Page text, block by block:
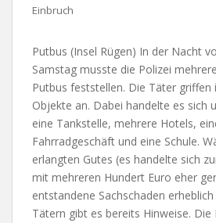
Einbruch
Putbus (Insel Rügen) In der Nacht
Samstag musste die Polizei
Putbus feststellen. Die Täter griffen
Objekte an. Dabei handelte es sich
eine Tankstelle, mehrere Hotels,
Fahrradgeschäft und eine Schule.
erlangten Gutes (es handelte sich
mit mehreren Hundert Euro eher
entstandene Sachschaden
Tätern gibt es bereits Hinweise.